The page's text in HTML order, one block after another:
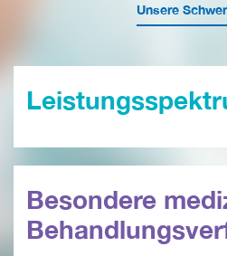
Unsere
Besondere